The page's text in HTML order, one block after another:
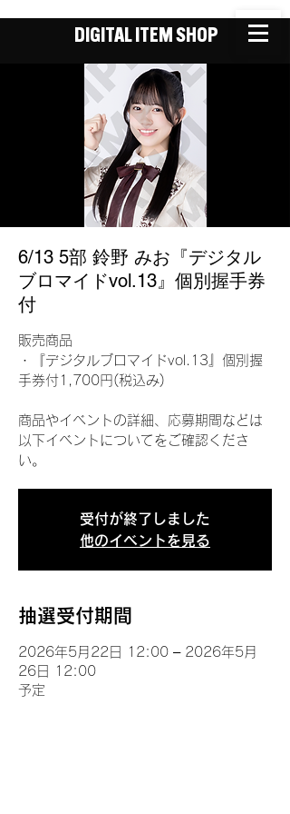
DIGITAL ITEM SHOP
6/13 5部 鈴野 みお『デジタル
ブロマイドvol.13』個別握手券
付
販売商品
・『デジタルブロマイドvol.13』個別握
手券付1,700円(税込み)
商品やイベントの詳細、応募期間などは
以下イベントについてをご確認くださ
い。
受付が終了しました
他のイベントを見る
抽選受付期間
2026年5月22日 12:00 – 2026年5月
26日 12:00
予定